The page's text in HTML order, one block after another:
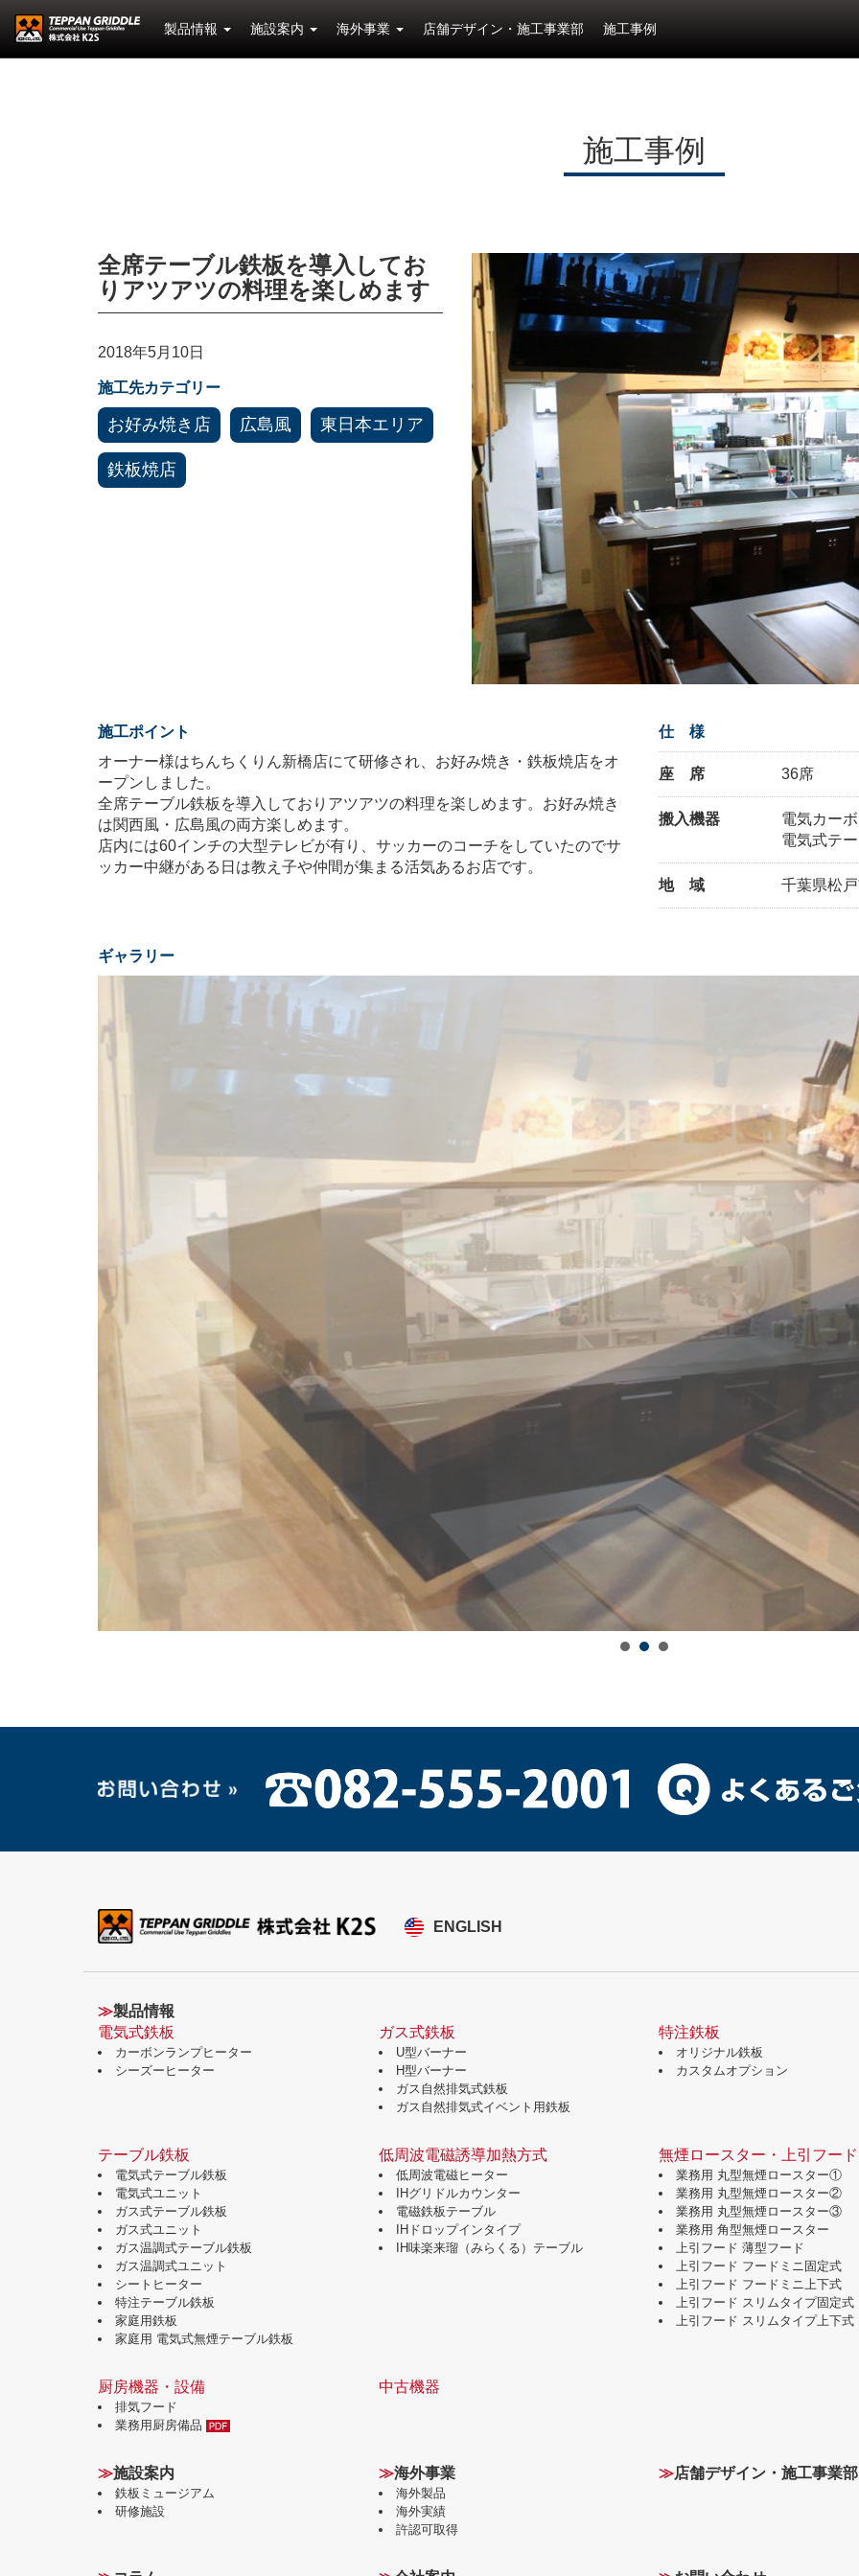
製品情報 施設案内 海外事業 店舗デザイン・施工事業部 施工事例
施工事例
全席テーブル鉄板を導入してお
りアツアツの料理を楽しめます
2018年5月10日
施工先カテゴリー
お好み焼き店 広島風 東日本エリア
鉄板焼店
施工ポイント
オーナー様はちんちくりん新橋店にて研修され、お好み焼き・鉄板焼店をオ
ープンしました。
全席テーブル鉄板を導入しておりアツアツの料理を楽しめます。お好み焼き
は関西風・広島風の両方楽しめます。
店内には60インチの大型テレビが有り、サッカーのコーチをしていたのでサ
ッカー中継がある日は教え子や仲間が集まる活気あるお店です。
仕 様
座 席 36席
搬入機器
電気カー
電気式テ
地 域 千葉県松
ギャラリー
ENGLISH
≫製品情報
電気式鉄板
カーボンランプヒーター
シーズーヒーター
ガス式鉄板
U型バーナー
H型バーナー
ガス自然排気式鉄板
ガス自然排気式イベント用鉄板
特注鉄板
オリジナル鉄板
カスタムオプション
テーブル鉄板
電気式テーブル鉄板
電気式ユニット
ガス式テーブル鉄板
ガス式ユニット
ガス温調式テーブル鉄板
ガス温調式ユニット
シートヒーター
特注テーブル鉄板
家庭用鉄板
家庭用 電気式無煙テーブル鉄板
低周波電磁誘導加熱方式
低周波電磁ヒーター
IHグリドルカウンター
電磁鉄板テーブル
IHドロップインタイプ
IH味楽来瑠（みらくる）テーブル
無煙ロースター・上引フード
業務用 丸型無煙ロースター①
業務用 丸型無煙ロースター②
業務用 丸型無煙ロースター③
業務用 角型無煙ロースター
上引フード 薄型フード
上引フード フードミニ固定式
上引フード フードミニ上下式
上引フード スリムタイプ固定式
上引フード スリムタイプ上下式
厨房機器・設備
排気フード
業務用厨房備品
中古機器
≫施設案内
鉄板ミュージアム
研修施設
≫海外事業
海外製品
海外実績
許認可取得
≫店舗デザイン・施工事業部